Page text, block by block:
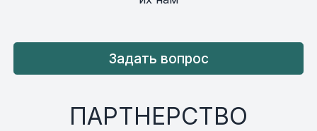
Задать вопрос
ПАРТНЕРСТВО